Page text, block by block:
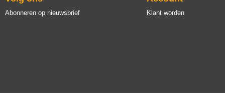
Abonneren op nieuwsbrief Klant worden